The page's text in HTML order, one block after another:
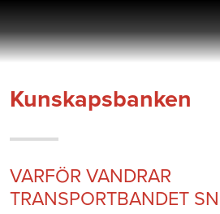
innehållet
Kunskapsbanken
VARFÖR VANDRAR
TRANSPORTBANDET